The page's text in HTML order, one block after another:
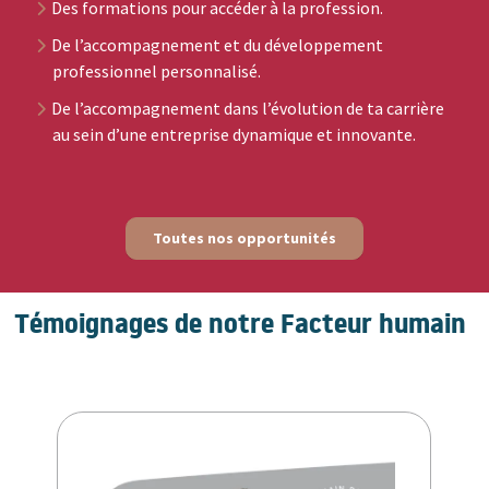
Des formations pour accéder à la profession.
De l’accompagnement et du développement
professionnel personnalisé.
De l’accompagnement dans l’évolution de ta carrière
au sein d’une entreprise dynamique et innovante.
Toutes nos opportunités
Témoignages de notre Facteur humain